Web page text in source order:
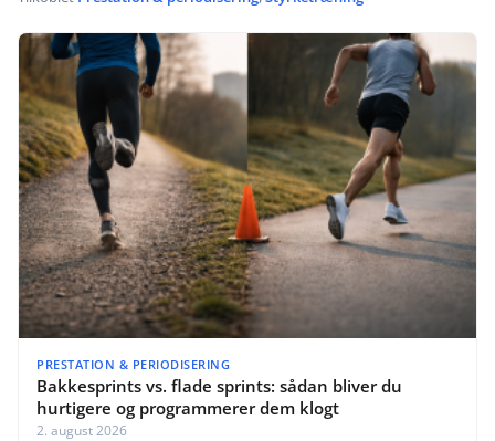
PRESTATION & PERIODISERING
Bakkesprints vs. flade sprints: sådan bliver du
hurtigere og programmerer dem klogt
2. august 2026